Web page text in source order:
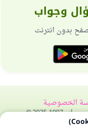
وجواب
بدون انترنت
الخصوصية
2025 ©